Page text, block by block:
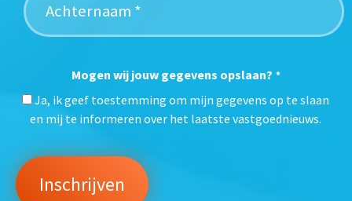
Mogen wij jouw gegevens opslaan? *
Ja, ik geef toestemming om mijn gegevens op te slaan
en mij te informeren over het laatste vastgoednieuws.